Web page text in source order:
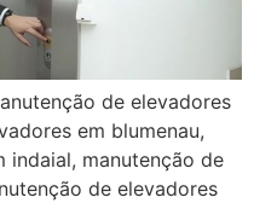
de elevadores
em blumenau,
indaial, manutenção de
de elevadores